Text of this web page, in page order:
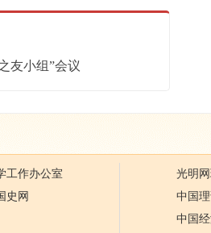
友小组”会议
工作办公室
史网
光明
中国理
中国